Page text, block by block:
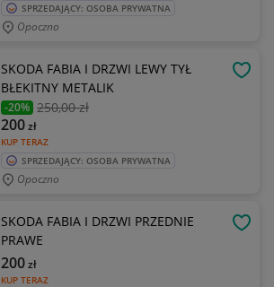
SPRZEDAJĄCY: OSOBA PRYWATNA
Opoczno
SKODA FABIA I DRZWI LEWY TYŁ
BŁEKITNY METALIK
-20% 250,00 zł
KUP TERAZ
200zł
SPRZEDAJĄCY: OSOBA PRYWATNA
Opoczno
SKODA FABIA I DRZWI PRZEDNIE
PRAWE
KUP TERAZ
200zł